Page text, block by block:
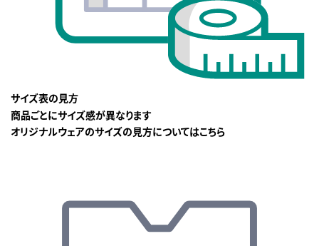
サイズ表の見方
商品ごとにサイズ感が異なります
オリジナルウェアのサイズの見方についてはこちら